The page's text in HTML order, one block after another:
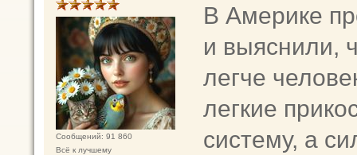
Сообщений: 91 860
Всё к лучшему
В Америке
и выяснили,
легче
легкие
систему, а